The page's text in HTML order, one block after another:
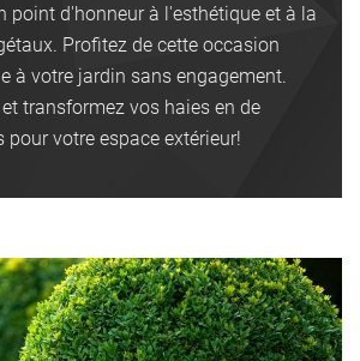
point d'honneur à l'esthétique et à la
Profitez de cette occasion
à votre jardin sans engagement.
transformez vos haies en de
votre espace extérieur!